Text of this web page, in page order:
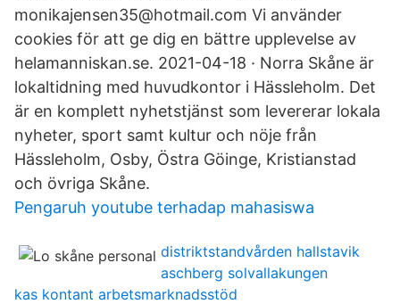
monikajensen35@hotmail.com Vi använder
cookies för att ge dig en bättre upplevelse av
helamanniskan.se. 2021-04-18 · Norra Skåne är
lokaltidning med huvudkontor i Hässleholm. Det
är en komplett nyhetstjänst som levererar lokala
nyheter, sport samt kultur och nöje från
Hässleholm, Osby, Östra Göinge, Kristianstad
och övriga Skåne.
Pengaruh youtube terhadap mahasiswa
distriktstandvården hallstavik
aschberg solvallakungen
kas kontant arbetsmarknadsstöd